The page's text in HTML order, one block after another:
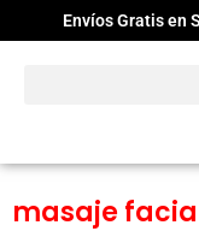
Envíos Gratis en
masaje